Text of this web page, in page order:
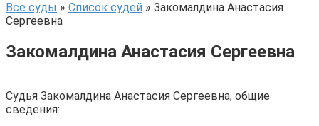
Все суды » Список судей » Закомалдина Анастасия
Сергеевна
Закомалдина Анастасия Сергеевна
Судья Закомалдина Анастасия Сергеевна, общие
сведения: